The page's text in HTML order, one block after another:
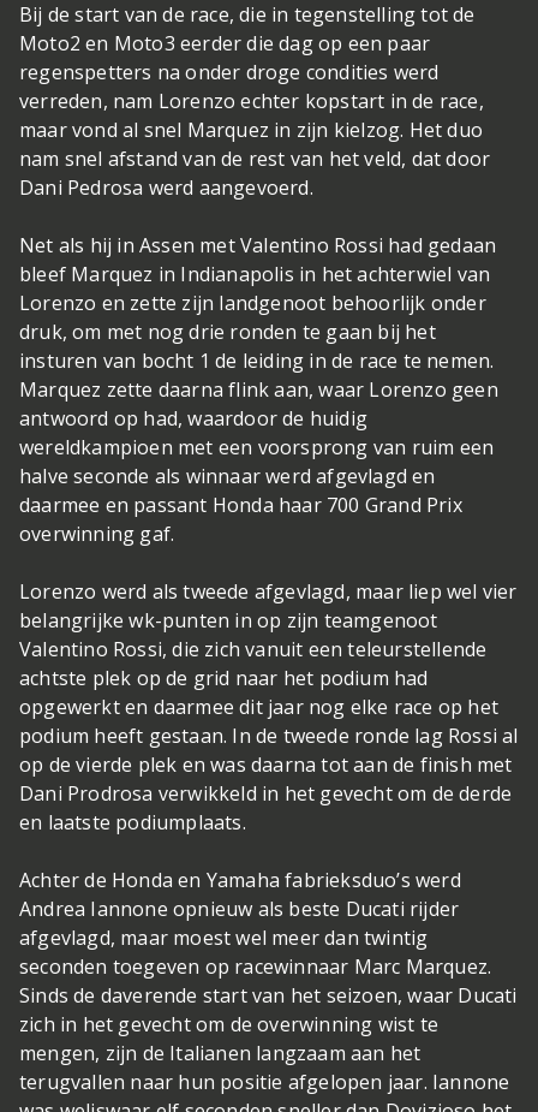
Bij de start van de race, die in tegenstelling tot de
Moto2 en Moto3 eerder die dag op een paar
regenspetters na onder droge condities werd
verreden, nam Lorenzo echter kopstart in de race,
maar vond al snel Marquez in zijn kielzog. Het duo
nam snel afstand van de rest van het veld, dat door
Dani Pedrosa werd aangevoerd.
Net als hij in Assen met Valentino Rossi had gedaan
bleef Marquez in Indianapolis in het achterwiel van
Lorenzo en zette zijn landgenoot behoorlijk onder
druk, om met nog drie ronden te gaan bij het
insturen van bocht 1 de leiding in de race te nemen.
Marquez zette daarna flink aan, waar Lorenzo geen
antwoord op had, waardoor de huidig
wereldkampioen met een voorsprong van ruim een
halve seconde als winnaar werd afgevlagd en
daarmee en passant Honda haar 700 Grand Prix
overwinning gaf.
Lorenzo werd als tweede afgevlagd, maar liep wel vier
belangrijke wk-punten in op zijn teamgenoot
Valentino Rossi, die zich vanuit een teleurstellende
achtste plek op de grid naar het podium had
opgewerkt en daarmee dit jaar nog elke race op het
podium heeft gestaan. In de tweede ronde lag Rossi al
op de vierde plek en was daarna tot aan de finish met
Dani Prodrosa verwikkeld in het gevecht om de derde
en laatste podiumplaats.
Achter de Honda en Yamaha fabrieksduo’s werd
Andrea Iannone opnieuw als beste Ducati rijder
afgevlagd, maar moest wel meer dan twintig
seconden toegeven op racewinnaar Marc Marquez.
Sinds de daverende start van het seizoen, waar Ducati
zich in het gevecht om de overwinning wist te
mengen, zijn de Italianen langzaam aan het
terugvallen naar hun positie afgelopen jaar. Iannone